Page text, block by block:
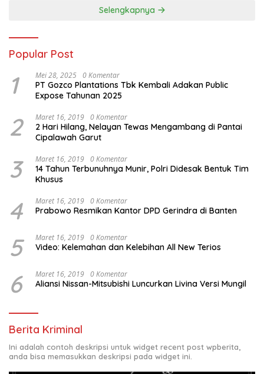
Selengkapnya
Popular Post
1 Mei 28, 2025 0 Komentar
PT Gozco Plantations Tbk Kembali Adakan Public
Expose Tahunan 2025
2 Maret 16, 2019 0 Komentar
2 Hari Hilang, Nelayan Tewas Mengambang di Pantai
Cipalawah Garut
3 Maret 16, 2019 0 Komentar
14 Tahun Terbunuhnya Munir, Polri Didesak Bentuk Tim
Khusus
4 Maret 16, 2019 0 Komentar
Prabowo Resmikan Kantor DPD Gerindra di Banten
5 Maret 16, 2019 0 Komentar
Video: Kelemahan dan Kelebihan All New Terios
6 Maret 16, 2019 0 Komentar
Aliansi Nissan-Mitsubishi Luncurkan Livina Versi Mungil
Berita Kriminal
Ini adalah contoh deskripsi untuk widget recent post wpberita,
anda bisa memasukkan deskripsi pada widget ini.